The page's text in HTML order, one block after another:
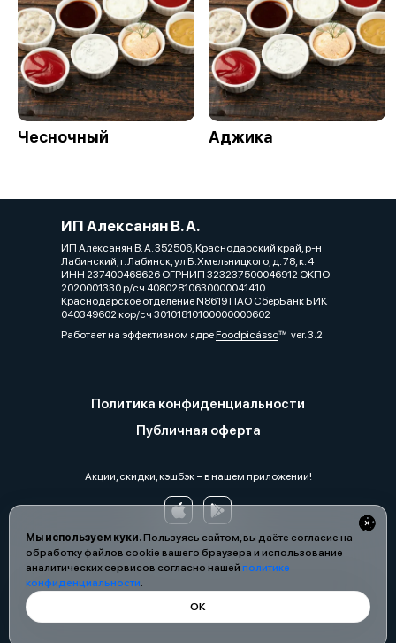
Мы используем куки.Пользуясь сайтом, вы даёте согласие на
обработку файлов cookie вашего браузера и использование
аналитических сервисов согласно нашей политике
конфиденциальности.
ОК
Чесночный Аджика
ИП Алексанян В. А.
ИП Алексанян В. А. 352506, Краснодарский край, р-н
Лабинский, г. Лабинск, ул Б.Хмельницкого, д. 78, к. 4
ИНН 237400468626 ОГРНИП 323237500046912 ОКПО
2020001330 р/сч 40802810630000041410
Краснодарское отделение N8619 ПАО СберБанк БИК
040349602 кор/сч 30101810100000000602
Работает на эффективном ядреFoodpicássover. 3.2
Политика конфиденциальности
Публичная оферта
Акции, скидки, кэшбэк − в нашем приложении!